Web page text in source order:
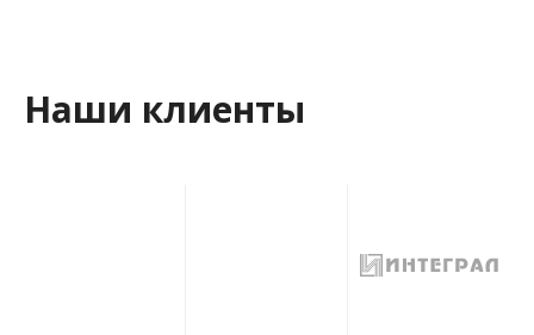
Наши клиенты